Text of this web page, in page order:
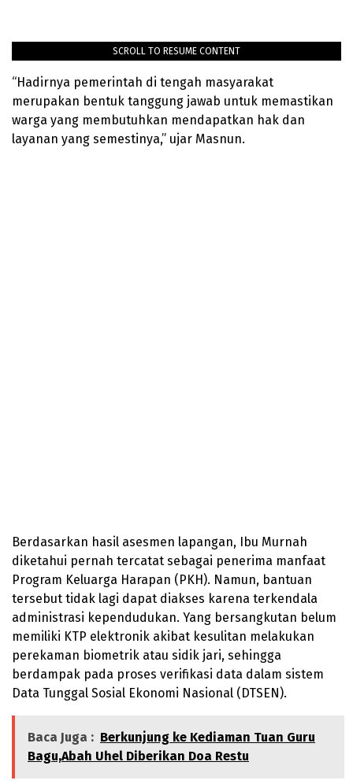
SCROLL TO RESUME CONTENT
“Hadirnya pemerintah di tengah masyarakat
merupakan bentuk tanggung jawab untuk memastikan
warga yang membutuhkan mendapatkan hak dan
layanan yang semestinya,” ujar Masnun.
Berdasarkan hasil asesmen lapangan, Ibu Murnah
diketahui pernah tercatat sebagai penerima manfaat
Program Keluarga Harapan (PKH). Namun, bantuan
tersebut tidak lagi dapat diakses karena terkendala
administrasi kependudukan. Yang bersangkutan belum
memiliki KTP elektronik akibat kesulitan melakukan
perekaman biometrik atau sidik jari, sehingga
berdampak pada proses verifikasi data dalam sistem
Data Tunggal Sosial Ekonomi Nasional (DTSEN).
Baca Juga : Berkunjung ke Kediaman Tuan Guru
Bagu,Abah Uhel Diberikan Doa Restu